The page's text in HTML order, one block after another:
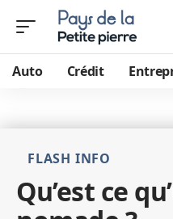
Auto Crédit
FLASH INFO
Qu’est ce